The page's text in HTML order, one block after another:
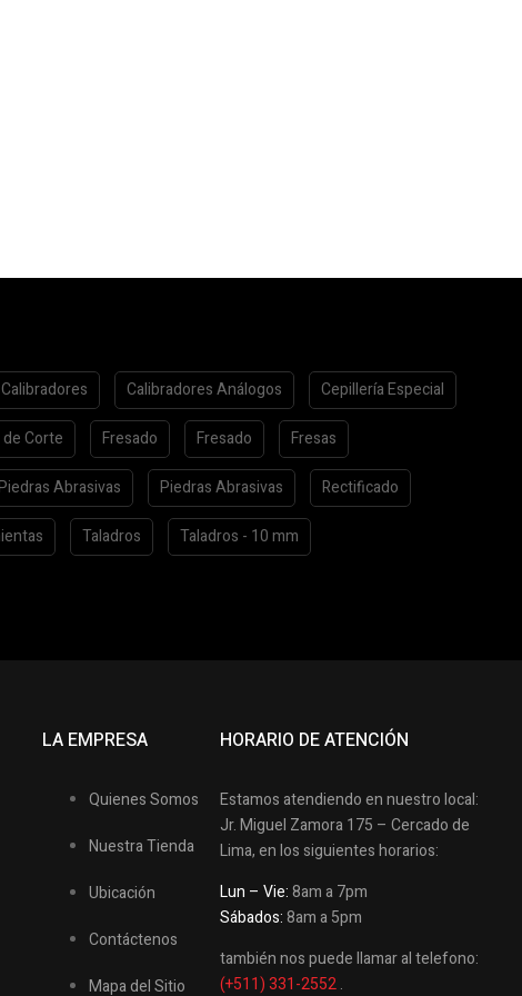
Calibradores Calibradores Análogos Cepillería Especial
Corte Fresado Fresado Fresas
Abrasivas Piedras Abrasivas Rectificado
Taladros Taladros - 10 mm
LA EMPRESA
Quienes Somos
Nuestra Tienda
Ubicación
Contáctenos
Mapa del Sitio
HORARIO DE ATENCIÓN
Estamos atendiendo en nuestro local:
Jr. Miguel Zamora 175 – Cercado de
Lima, en los siguientes horarios:
Lun – Vie:8am a 7pm
Sábados:8am a 5pm
también nos puede llamar al telefono:
(+511) 331-2552.